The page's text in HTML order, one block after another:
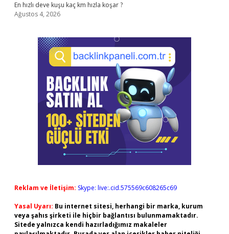
En hızlı deve kuşu kaç km hızla koşar ?
Ağustos 4, 2026
Reklam ve İletişim: Skype: live:.cid.575569c608265c69
Yasal Uyarı: Bu internet sitesi, herhangi bir marka, kurum
veya şahıs şirketi ile hiçbir bağlantısı bulunmamaktadır.
Sitede yalnızca kendi hazırladığımız makaleler